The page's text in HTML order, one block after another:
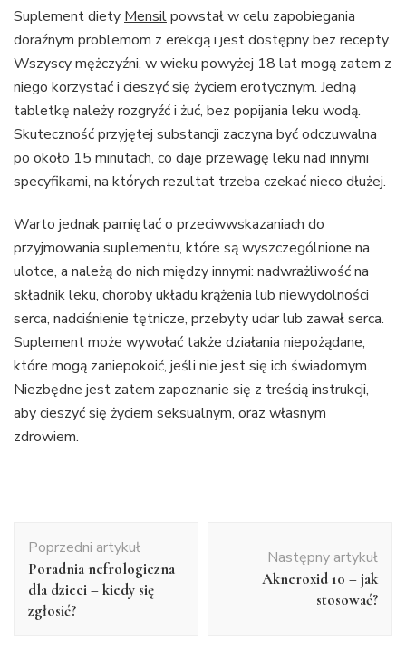
Suplement diety Mensilpowstał w celu zapobiegania
doraźnym problemom z erekcją i jest dostępny bez recepty.
Wszyscy mężczyźni, w wieku powyżej 18 lat mogą zatem z
niego korzystać i cieszyć się życiem erotycznym. Jedną
tabletkę należy rozgryźć i żuć, bez popijania leku wodą.
Skuteczność przyjętej substancji zaczyna być odczuwalna
po około 15 minutach, co daje przewagę leku nad innymi
specyfikami, na których rezultat trzeba czekać nieco dłużej.
Warto jednak pamiętać o przeciwwskazaniach do
przyjmowania suplementu, które są wyszczególnione na
ulotce, a należą do nich między innymi: nadwrażliwość na
składnik leku, choroby układu krążenia lub niewydolności
serca, nadciśnienie tętnicze, przebyty udar lub zawał serca.
Suplement może wywołać także działania niepożądane,
które mogą zaniepokoić, jeśli nie jest się ich świadomym.
Niezbędne jest zatem zapoznanie się z treścią instrukcji,
aby cieszyć się życiem seksualnym, oraz własnym
zdrowiem.
wpisu
Poprzedni artykuł
Poradnia nefrologiczna
dla dzieci – kiedy się
zgłosić?
Następny artykuł
Akneroxid 10 – jak
stosować?